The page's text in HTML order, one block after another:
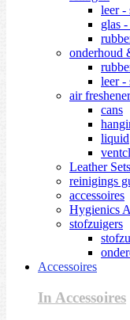
leer -
glas
onderhoud
leer -
air
cans
liquid
Leather Sets
reinigings
accessoires
Hygienics
stofzuigers
Accessoires
In Accessoires